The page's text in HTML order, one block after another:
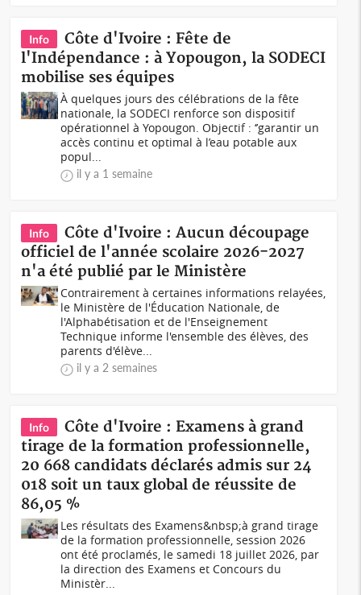
Info
Côte d'Ivoire : Fête de
l'Indépendance : à Yopougon, la SODECI
mobilise ses équipes
À quelques jours des célébrations de la fête
nationale, la SODECI renforce son dispositif
opérationnel à Yopougon. Objectif : ‘’garantir un
accès continu et optimal à l’eau potable aux
popul...
il y a 1 semaine
Info
Côte d'Ivoire : Aucun découpage
officiel de l'année scolaire 2026-2027
n'a été publié par le Ministère
Contrairement à certaines informations relayées,
le Ministère de l'Éducation Nationale, de
l'Alphabétisation et de l'Enseignement
Technique informe l'ensemble des élèves, des
parents d'élève...
il y a 2 semaines
Info
Côte d'Ivoire : Examens à grand
tirage de la formation professionnelle,
20 668 candidats déclarés admis sur 24
018 soit un taux global de réussite de
86,05 %
Les résultats des Examens&nbsp;à grand tirage
de la formation professionnelle, session 2026
ont été proclamés, le samedi 18 juillet 2026, par
la direction des Examens et Concours du
Ministèr...